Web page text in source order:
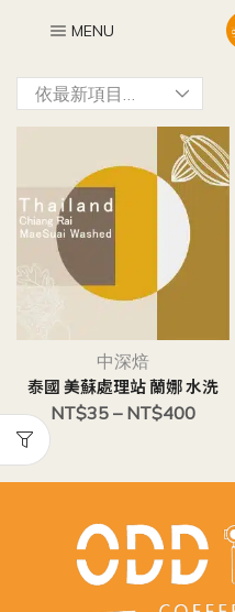
MENU
中深焙
泰國 美蘇處理站 蘭娜 水洗
NT$35 – NT$400